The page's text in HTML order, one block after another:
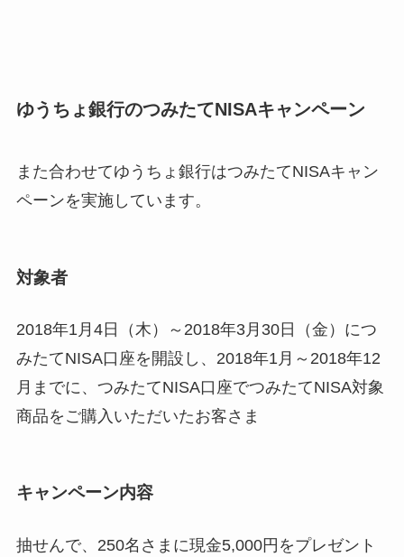
ゆうちょ銀行のつみたてNISAキャンペーン
また合わせてゆうちょ銀行はつみたてNISAキャン
ペーンを実施しています。
対象者
2018年1月4日（木）～2018年3月30日（金）につ
みたてNISA口座を開設し、2018年1月～2018年12
月までに、つみたてNISA口座でつみたてNISA対象
商品をご購入いただいたお客さま
キャンペーン内容
抽せんで、250名さまに現金5,000円をプレゼント